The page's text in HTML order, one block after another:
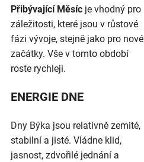
Přibývající Měsíc je vhodný pro
záležitosti, které jsou v růstové
fázi vývoje, stejně jako pro nové
začátky. Vše v tomto období
roste rychleji.
ENERGIE DNE
Dny Býka jsou relativně zemité,
stabilní a jisté. Vládne klid,
jasnost, zdvořilé jednání a